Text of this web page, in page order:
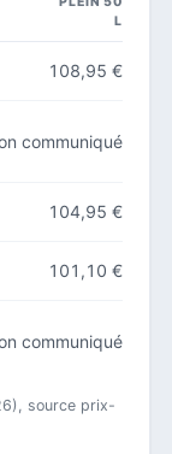
L
108,95 €
communiqué
104,95 €
101,10 €
communiqué
source prix-